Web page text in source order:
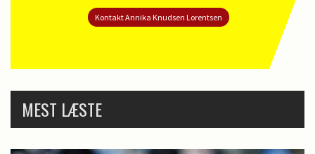
Kontakt Annika Knudsen Lorentsen
MEST LÆSTE